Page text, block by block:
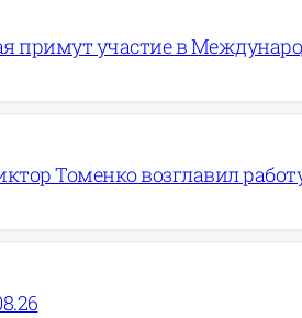
примут участие в
Томенко возглавил